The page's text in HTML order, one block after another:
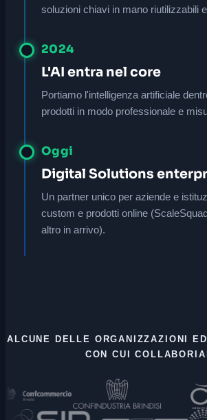
soluzioni chiavi in mano riutilizzabili
2024
L'AI entra nel core
Portiamo l'intelligenza artificiale
prodotti in modo professionale e
Oggi
Digital Solutions
Un partner unico per aziende e
custom e prodotti online
altro in arrivo).
ALCUNE DELLE ORGANIZZAZIONI
CON CUI